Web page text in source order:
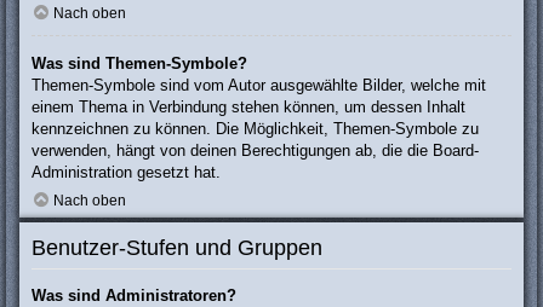
Nach oben
Was sind Themen-Symbole?
Themen-Symbole sind vom Autor ausgewählte Bilder, welche mit
einem Thema in Verbindung stehen können, um dessen Inhalt
kennzeichnen zu können. Die Möglichkeit, Themen-Symbole zu
verwenden, hängt von deinen Berechtigungen ab, die die Board-
Administration gesetzt hat.
Nach oben
Benutzer-Stufen und Gruppen
Was sind Administratoren?